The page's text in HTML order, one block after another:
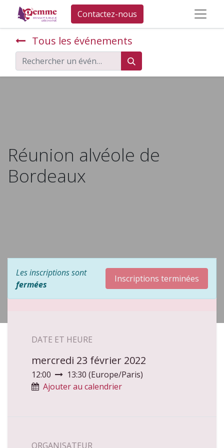
Contactez-nous
Tous les événements
Réunion alvéole de
Bordeaux
Les inscriptions sont
fermées
Inscriptions terminées
DATE ET HEURE
mercredi 23 février 2022
12:00 13:30 (Europe/Paris)
Ajouter au calendrier
ORGANISATEUR